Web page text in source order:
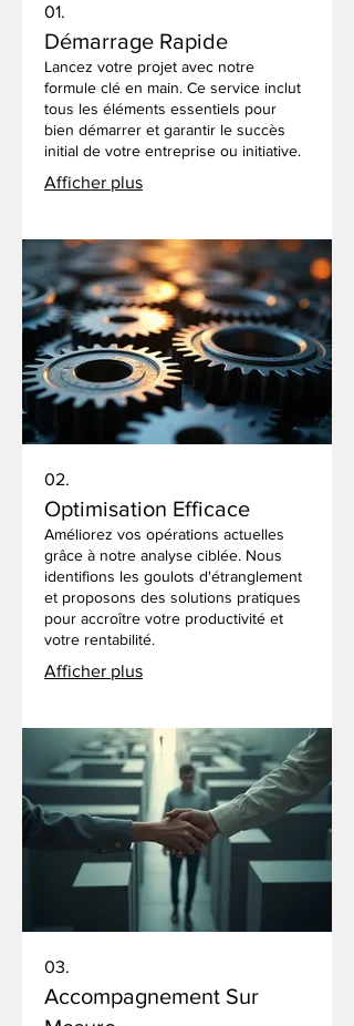
01.
Démarrage Rapide
Lancez votre projet avec notre
formule clé en main. Ce service inclut
tous les éléments essentiels pour
bien démarrer et garantir le succès
initial de votre entreprise ou initiative.
Afficher plus
02.
Optimisation Efficace
Améliorez vos opérations actuelles
grâce à notre analyse ciblée. Nous
identifions les goulots d'étranglement
et proposons des solutions pratiques
pour accroître votre productivité et
votre rentabilité.
Afficher plus
03.
Accompagnement Sur